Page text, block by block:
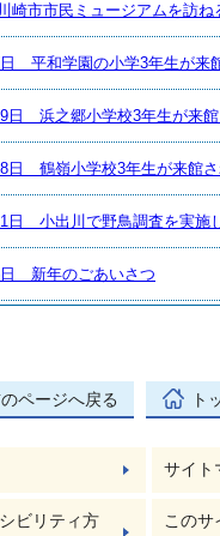
崎市市民ミュージアムを訪ね
平和学園の小学3年生が来
日 浜之郷小学校3年生が来
日 鶴嶺小学校3年生が来館
日 小出川で野鳥調査を実施
日 新年のごあいさつ
ページへ戻る ト
サイト
ビリティ方
このサ